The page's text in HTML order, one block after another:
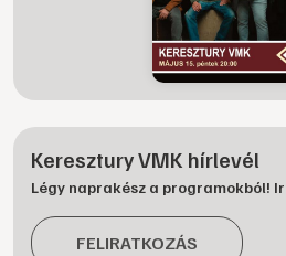
Keresztury VMK hírlevél
Légy naprakész a programokból!
FELIRATKOZÁS